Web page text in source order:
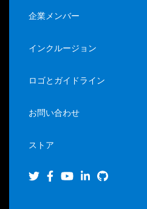
企業メンバー
インクルージョン
ロゴとガイドライン
お問い合わせ
ストア